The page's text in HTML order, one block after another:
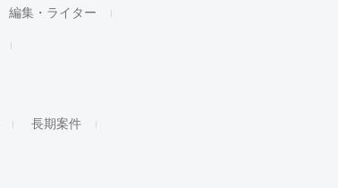
編集・ライター
長期案件